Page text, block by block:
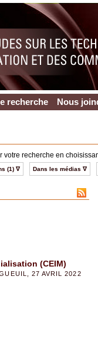
recherche Nous
votre recherche en
(1) ∇ Dans les médias ∇
(CEIM)
27 AVRIL 2022